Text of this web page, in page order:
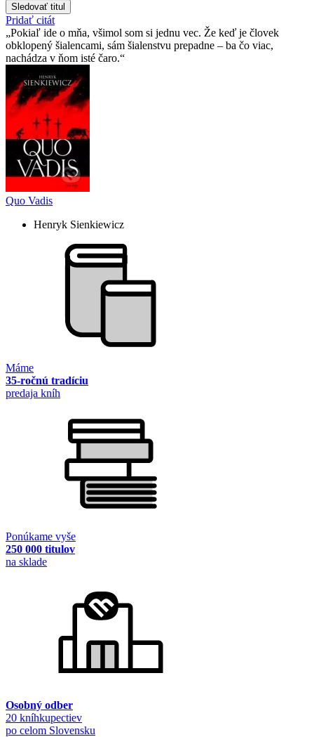
Sledovať titul
Pridať citát
Pokiaľ ide o mňa, všimol som si jednu vec. Že keď je človek
obklopený šialencami, sám šialenstvu prepadne – ba čo viac,
nachádza v ňom isté čaro.
Quo Vadis
Henryk Sienkiewicz
Máme
35-ročnú tradíciu
predaja kníh
Ponúkame vyše
250 000 titulov
na sklade
Osobný odber
20 kníhkupectiev
po celom Slovensku